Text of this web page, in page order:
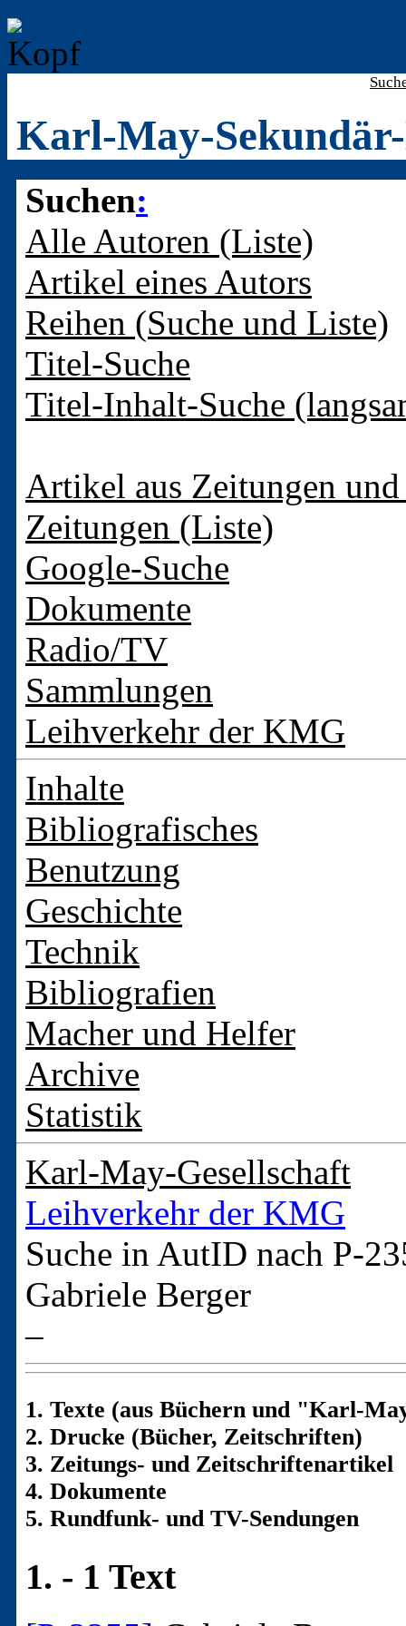
Karl-May-
Suchen:
Alle Autoren (Liste)
Artikel eines Autors
Reihen (Suche und Liste)
Titel-Suche
Titel-Inhalt-Suche
Artikel aus Zeitungen
Zeitungen (Liste)
Google-Suche
Dokumente
Radio/TV
Sammlungen
Leihverkehr der KMG
Inhalte
Bibliografisches
Benutzung
Geschichte
Technik
Bibliografien
Macher und Helfer
Archive
Statistik
Karl-May-Gesellschaft
Leihverkehr der KMG
Suche in AutID nach P-
Gabriele Berger
–
1. Texte (aus Büchern und "Karl-
2. Drucke (Bücher, Zeitschriften)
3. Zeitungs- und Zeitschriftenartikel
4. Dokumente
5. Rundfunk- und TV-Sendungen
1. - 1 Text